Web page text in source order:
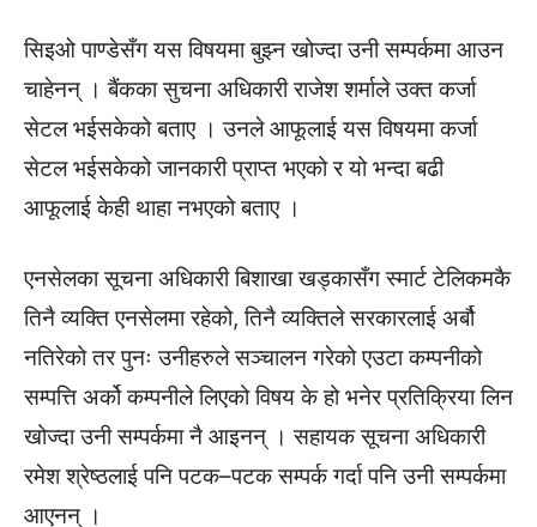
सिइओ पाण्डेसँग यस विषयमा बुझ्न खोज्दा उनी सम्पर्कमा आउन
चाहेनन् । बैंकका सुचना अधिकारी राजेश शर्माले उक्त कर्जा
सेटल भईसकेको बताए । उनले आफूलाई यस विषयमा कर्जा
सेटल भईसकेको जानकारी प्राप्त भएको र यो भन्दा बढी
आफूलाई केही थाहा नभएको बताए ।
एनसेलका सूचना अधिकारी बिशाखा खड्कासँग स्मार्ट टेलिकमकै
तिनै व्यक्ति एनसेलमा रहेको, तिनै व्यक्तिले सरकारलाई अर्बौ
नतिरेको तर पुनः उनीहरुले सञ्चालन गरेको एउटा कम्पनीको
सम्पत्ति अर्को कम्पनीले लिएको विषय के हो भनेर प्रतिक्रिया लिन
खोज्दा उनी सम्पर्कमा नै आइनन् । सहायक सूचना अधिकारी
रमेश श्रेष्ठलाई पनि पटक–पटक सम्पर्क गर्दा पनि उनी सम्पर्कमा
आएनन् ।